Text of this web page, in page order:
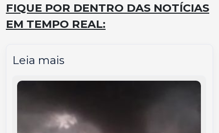
FIQUE POR DENTRO DAS NOTÍCIAS
EM TEMPO REAL:
Leia mais